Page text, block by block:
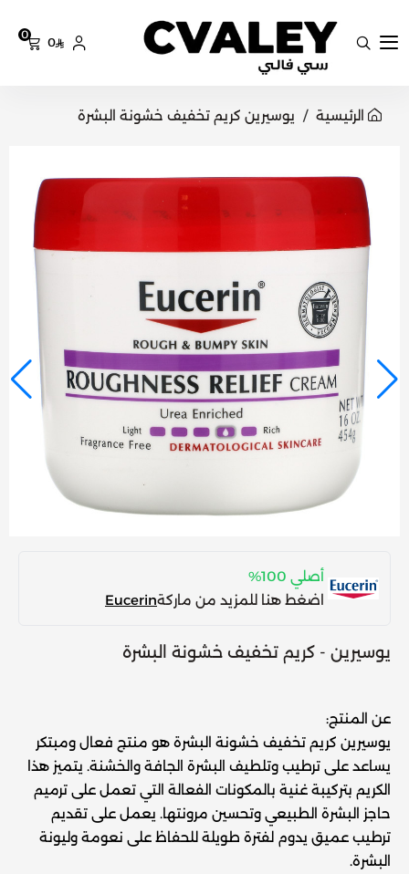
سي فالي
0
0
الرئيسية يوسيرين كريم تخفيف خشونة البشرة
أصلي 100%
اضغط هنا للمزيد من ماركةEucerin
يوسيرين - كريم تخفيف خشونة البشرة
عن المنتج:
يوسيرين كريم تخفيف خشونة البشرة هو منتج فعال ومبتكر
يساعد على ترطيب وتلطيف البشرة الجافة والخشنة. يتميز هذا
الكريم بتركيبة غنية بالمكونات الفعالة التي تعمل على ترميم
حاجز البشرة الطبيعي وتحسين مرونتها. يعمل على تقديم
ترطيب عميق يدوم لفترة طويلة للحفاظ على نعومة وليونة
البشرة.